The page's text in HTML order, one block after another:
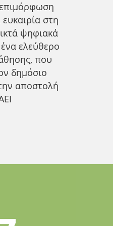
ευκαιρία στη
ψηφιακά
ελεύθερο
που
δημόσιο
αποστολή